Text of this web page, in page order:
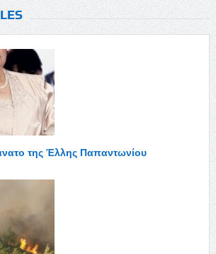
της Έλλης Παπαντωνίου